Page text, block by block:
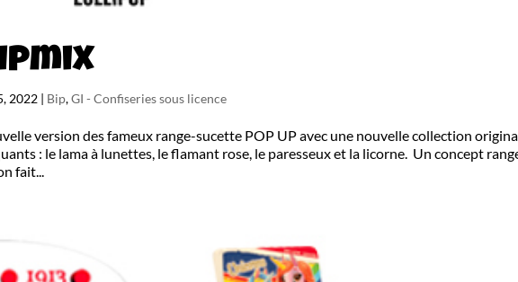
2022 | Bip,GI - Confiseries sous licence
version des fameux range-sucette POP UP avec une nouvelle collection
: le lama à lunettes, le flamant rose, le paresseux et la licorne. Un concept
fait...